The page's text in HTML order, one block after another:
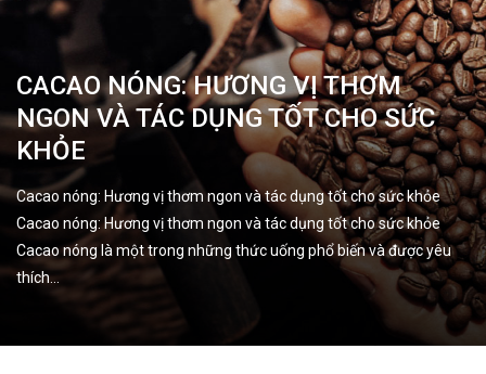
CACAO NÓNG: HƯƠNG VỊ THƠM
NGON VÀ TÁC DỤNG TỐT CHO SỨC
KHỎE
Cacao nóng: Hương vị thơm ngon và tác dụng tốt cho sức khỏe
Cacao nóng: Hương vị thơm ngon và tác dụng tốt cho sức khỏe
Cacao nóng là một trong những thức uống phổ biến và được yêu
thích…